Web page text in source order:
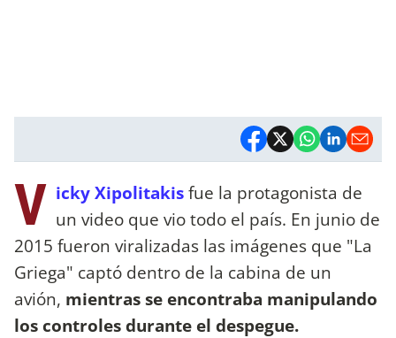
V icky Xipolitakisfue la protagonista de
un video que vio todo el país. En junio de
2015 fueron viralizadas las imágenes que "La
Griega" captó dentro de la cabina de un
avión, mientras se encontraba manipulando
los controles durante el despegue.